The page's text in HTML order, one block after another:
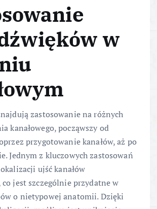
w
zastosowanie na różnych
kanałowego, począwszy od
przygotowanie kanałów, aż po
Jednym z kluczowych zastosowań
ujść kanałów
jest szczególnie przydatne w
o nietypowej anatomii. Dzięki